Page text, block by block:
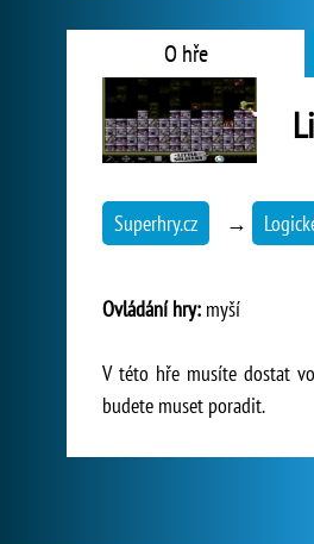
O hře
Superhry.cz →
Ovládání hry: myší
V této hře musíte dostat
budete muset poradit.